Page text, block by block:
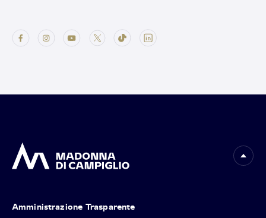
Amministrazione Trasparente